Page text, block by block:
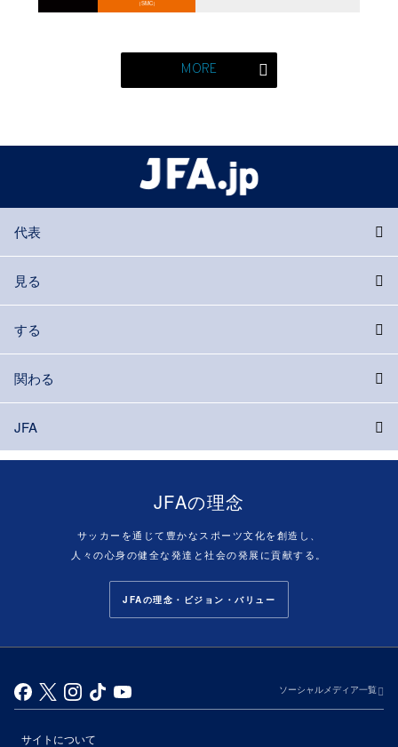
（SMC）
MORE
代表
見る
する
関わる
JFA
JFAの理念
サッカーを通じて豊かなスポーツ文化を創造し、
人々の心身の健全な発達と社会の発展に貢献する。
JFAの理念・ビジョン・バリュー
ソーシャルメディア一覧
サイトについて